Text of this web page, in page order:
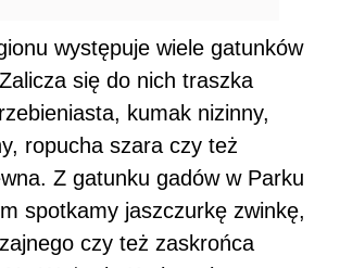
występuje wiele gatunków
się do nich traszka
kumak nizinny,
ropucha szara czy też
Z gatunku gadów w Parku
spotkamy jaszczurkę zwinkę,
czy też zaskrońca